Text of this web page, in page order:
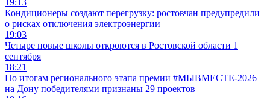
Кондиционеры создают перегрузку: ростовчан предупредили
о рисках отключения электроэнергии
19:03
Четыре новые школы откроются в Ростовской области 1
сентября
18:21
По итогам регионального этапа премии #МЫВМЕСТЕ-2026
на Дону победителями признаны 29 проектов